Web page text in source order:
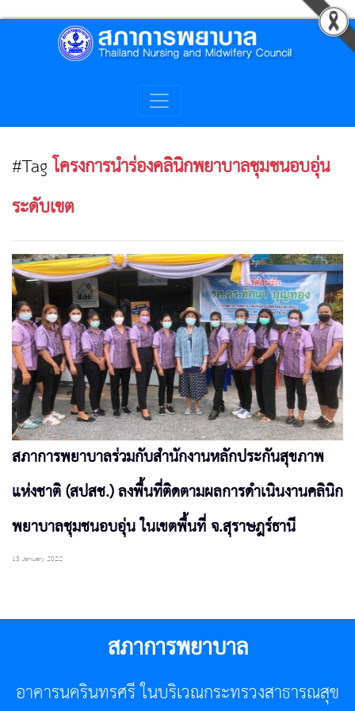
#Tagโครงการนำร่องคลินิกพยาบาลชุมชนอบอุ่น
ระดับเขต
สภาการพยาบาลร่วมกับสำนักงานหลักประกันสุขภาพ
แห่งชาติ (สปสช.) ลงพื้นที่ติดตามผลการดำเนินงานคลินิก
พยาบาลชุมชนอบอุ่น ในเขตพื้นที่ จ.สุราษฎร์ธานี
13 January 2022
สภาการพยาบาล
อาคารนครินทรศรี ในบริเวณกระทรวงสาธารณสุข